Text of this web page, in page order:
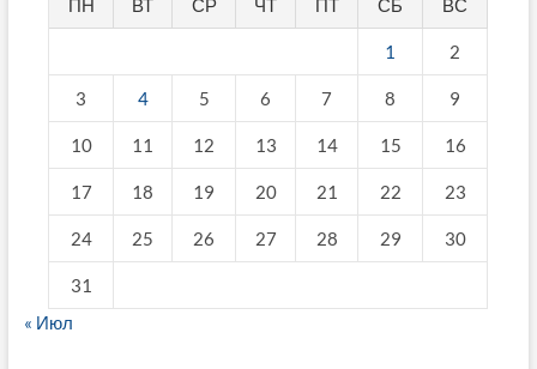
ПН ВТ СР ЧТ ПТ СБ ВС
1 2
3 4 5 6 7 8 9
10 11 12 13 14 15 16
17 18 19 20 21 22 23
24 25 26 27 28 29 30
31
« Июл